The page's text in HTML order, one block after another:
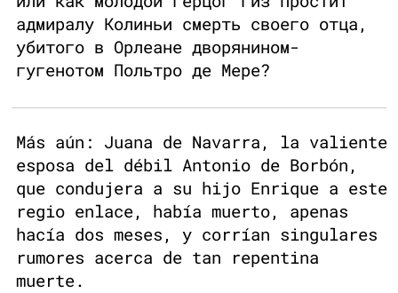
адмиралу Колиньи смерть своего отца,
убитого в Орлеане дворянином-
гугенотом Польтро де Мере?
Más aún: Juana de Navarra, la valiente
esposa del débil Antonio de Borbón,
que condujera a su hijo Enrique a este
regio enlace, había muerto, apenas
hacía dos meses, y corrían singulares
rumores acerca de tan repentina
muerte.